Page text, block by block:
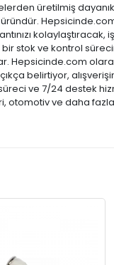
üretilmiş
stok ve kontrol
Hepsicinde.com
belirtiyor,
ve 7/24 destek
ve daha